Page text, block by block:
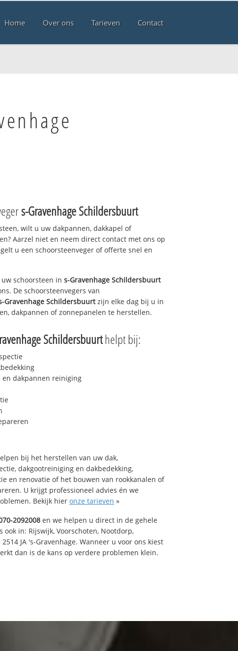
Home Over ons Tarieven Contact
s-Gravenhage Schildersbuurt
wilt u uw dakpannen, dakkapel of
Aarzel niet en neem direct contact met ons op
u een schoorsteenveger of offerte snel en
schoorsteen in s-Gravenhage Schildersbuurt
De schoorsteenvegers van
Gravenhage Schildersbuurtzijn elke dag bij u in
dakpannen of zonnepanelen te herstellen.
Schildersbuurthelpt bij:
en dakpannen reiniging
bij het herstellen van uw dak,
dakgootreiniging en dakbedekking,
en renovatie of het bouwen van rookkanalen of
U krijgt professioneel advies én we
Bekijk hier onze tarieven »
2092008 en we helpen u direct in de gehele
ook in: Rijswijk, Voorschoten, Nootdorp,
JA 's-Gravenhage. Wanneer u voor ons kiest
dan is de kans op verdere problemen klein.